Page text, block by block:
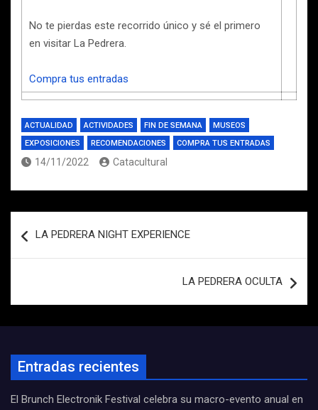
No te pierdas este recorrido único y sé el primero
en visitar La Pedrera.
Compra tus entradas
ACTUALIDAD ACTIVIDADES FIN DE SEMANA
MUSEOS
EXPOSICIONES
RECOMENDACIONES COMPRA TUS ENTRADAS
14/11/2022 Catacultural
de
LA PEDRERA NIGHT EXPERIENCE
LA PEDRERA OCULTA
Entradas recientes
El Brunch Electronik Festival celebra su macro-evento anual en